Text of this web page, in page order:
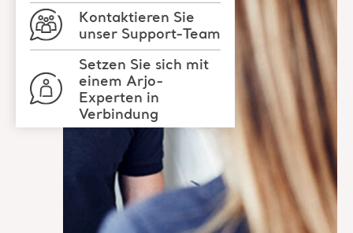
Kontaktieren Sie
unser Support-Team
Setzen Sie sich mit
einem Arjo-
Experten in
Verbindung